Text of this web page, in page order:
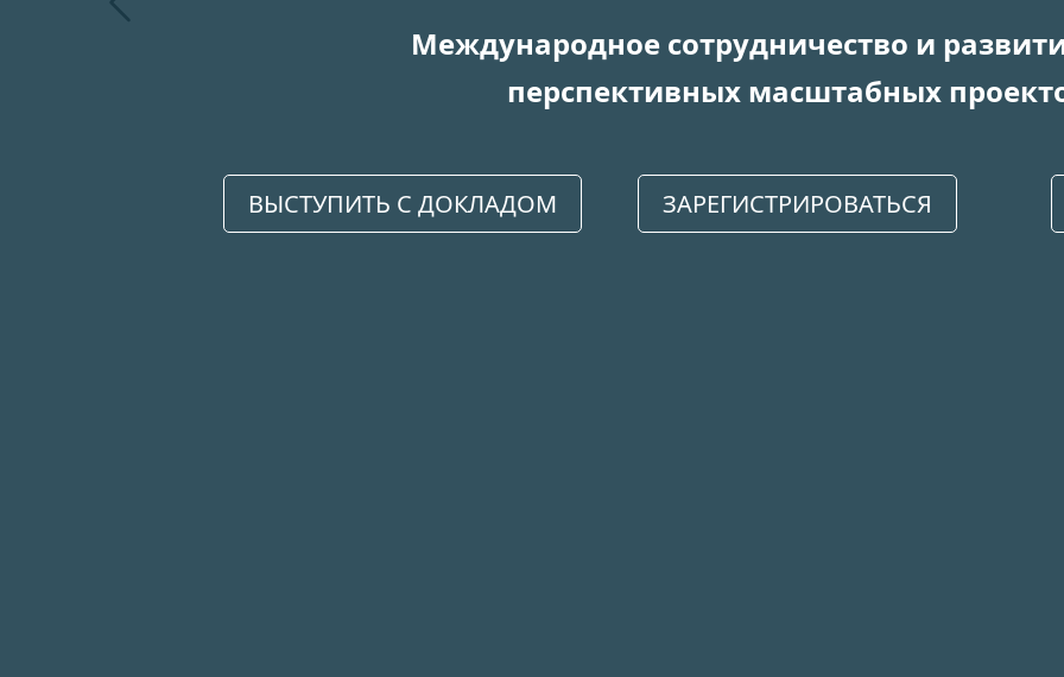
Международное сотрудничество и
перспективных масштабных
ВЫСТУПИТЬ С ДОКЛАДОМ ЗАРЕГИСТРИРОВАТЬСЯ
Предыдущий